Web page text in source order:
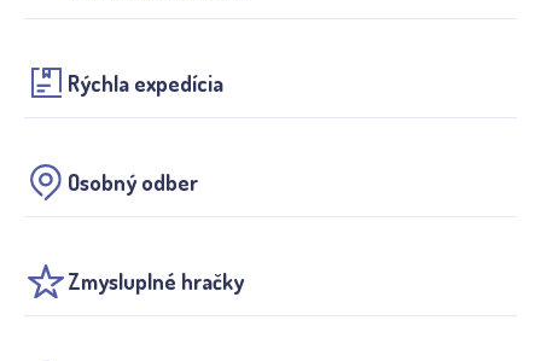
Rýchla expedícia
Osobný odber
Zmysluplné hračky